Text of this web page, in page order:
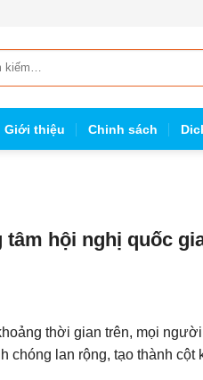
Giới thiệu Chinh sách
tâm hội nghị quốc
thời gian trên, mọi
chóng lan rộng, tạo thành cột